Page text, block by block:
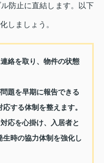
防止に直結します。以下
しましょう。
絡を取り、物件の状態
題を早期に報告できる
する体制を整えます。
応を心掛け、入居者と
時の協力体制を強化し